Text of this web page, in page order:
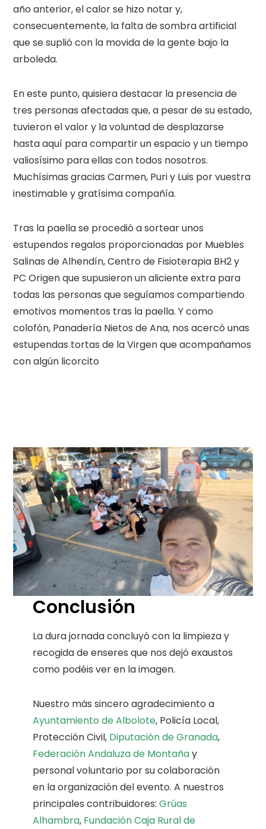
año anterior, el calor se hizo notar y,
consecuentemente, la falta de sombra artificial
que se suplió con la movida de la gente bajo la
arboleda.
En este punto, quisiera destacar la presencia de
tres personas afectadas que, a pesar de su estado,
tuvieron el valor y la voluntad de desplazarse
hasta aquí para compartir un espacio y un tiempo
valiosísimo para ellas con todos nosotros.
Muchísimas gracias Carmen, Puri y Luis por vuestra
inestimable y gratísima compañía.
Tras la paella se procedió a sortear unos
estupendos regalos proporcionadas por Muebles
Salinas de Alhendín, Centro de Fisioterapia BH2 y
PC Origen que supusieron un aliciente extra para
todas las personas que seguíamos compartiendo
emotivos momentos tras la paella. Y como
colofón, Panadería Nietos de Ana, nos acercó unas
estupendas tortas de la Virgen que acompañamos
con algún licorcito
Conclusión
La dura jornada concluyó con la limpieza y
recogida de enseres que nos dejó exaustos
como podéis ver en la imagen.
Nuestro más sincero agradecimiento a
Ayuntamiento de Albolote, Policía Local,
Protección Civil, Diputación de Granada,
Federación Andaluza de Montañay
personal voluntario por su colaboración
en la organización del evento. A nuestros
principales contribuidores: Grúas
Alhambra, Fundación Caja Rural de